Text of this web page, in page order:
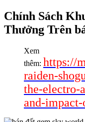
Chính Sách
Thưởng Trên
Xem
thêm: https://
raiden-
the-electro-
and-